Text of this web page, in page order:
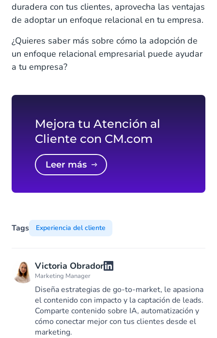
duradera con tus clientes, aprovecha las ventajas
de adoptar un enfoque relacional en tu empresa.
¿Quieres saber más sobre cómo la adopción de
un enfoque relacional empresarial puede ayudar
a tu empresa?
Mejora tu Atención al
Cliente con CM.com
Leer más
Tags Experiencia del cliente
Victoria Obrador
Marketing Manager
Diseña estrategias de go-to-market, le apasiona
el contenido con impacto y la captación de leads.
Comparte contenido sobre IA, automatización y
cómo conectar mejor con tus clientes desde el
marketing.